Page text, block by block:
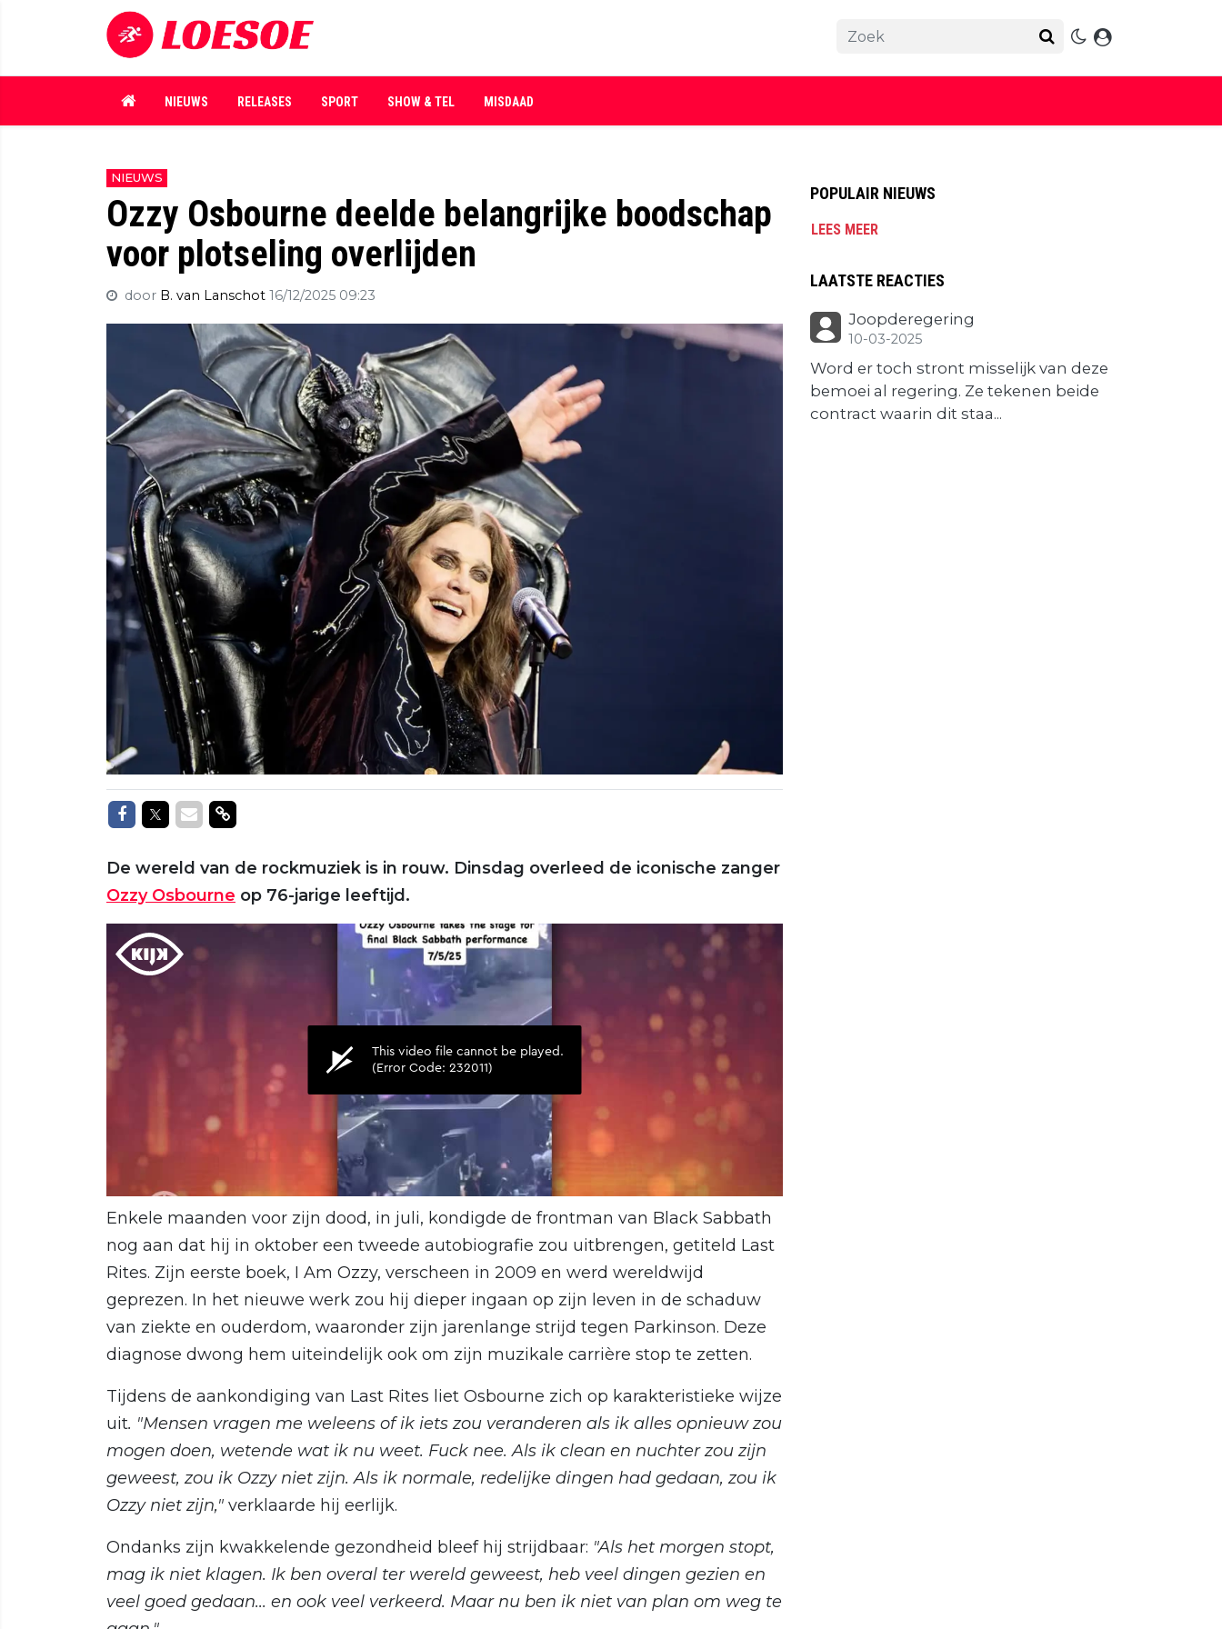
NIEUWS RELEASES SPORT SHOW & TEL MISDAAD
NIEUWS
Ozzy Osbourne deelde belangrijke boodschap
voor plotseling overlijden
door B. van Lanschot 16/12/2025 09:23
Delen op Facebook
Delen op Twitter
Delen via Mail
Delen via link
De wereld van de rockmuziek is in rouw. Dinsdag overleed de iconische zanger
Ozzy Osbourne op 76-jarige leeftijd.
Enkele maanden voor zijn dood, in juli, kondigde de frontman van Black Sabbath
nog aan dat hij in oktober een tweede autobiografie zou uitbrengen, getiteld Last
Rites. Zijn eerste boek, I Am Ozzy, verscheen in 2009 en werd wereldwijd
geprezen. In het nieuwe werk zou hij dieper ingaan op zijn leven in de schaduw
van ziekte en ouderdom, waaronder zijn jarenlange strijd tegen Parkinson. Deze
diagnose dwong hem uiteindelijk ook om zijn muzikale carrière stop te zetten.
Tijdens de aankondiging van Last Rites liet Osbourne zich op karakteristieke wijze
uit. "Mensen vragen me weleens of ik iets zou veranderen als ik alles opnieuw zou
mogen doen, wetende wat ik nu weet. Fuck nee. Als ik clean en nuchter zou zijn
geweest, zou ik Ozzy niet zijn. Als ik normale, redelijke dingen had gedaan, zou ik
Ozzy niet zijn," verklaarde hij eerlijk.
Ondanks zijn kwakkelende gezondheid bleef hij strijdbaar: "Als het morgen stopt,
mag ik niet klagen. Ik ben overal ter wereld geweest, heb veel dingen gezien en
veel goed gedaan... en ook veel verkeerd. Maar nu ben ik niet van plan om weg te
POPULAIR NIEUWS
LEES MEER
LAATSTE REACTIES
Joopderegering
10-03-2025
Word er toch stront misselijk van deze
bemoei al regering. Ze tekenen beide
contract waarin dit staa...